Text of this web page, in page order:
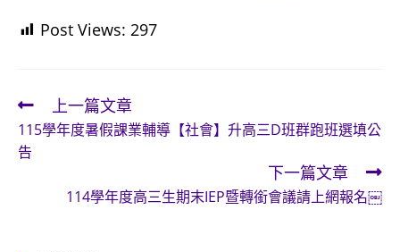
Post Views: 297
Read
more
articles
上一篇文章
115學年度暑假課業輔導【社會】升高三D班群跑班選填公
告
下一篇文章
114學年度高三生期末IEP暨轉銜會議請上網報名￼